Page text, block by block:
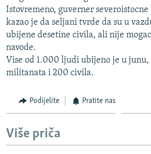
RSE PRIČE IZ SVIJETA
ISPRIČAJ MI
DNEVNO@RSE
SPECIJALI RSE
POPLAVE I KLIZIŠTA U BIH 2024.
TV LIBERTY
PRATITE NAS
Sve RFE/RL stranice
Istovremeno, guverner
kazao je da seljani tvrde da su u
ubijene desetine civila, ali nije
navode.
Vise od 1.000 ljudi ubijeno je u junu,
militanata i 200 civila.
Podijelite Pratite nas
Više priča